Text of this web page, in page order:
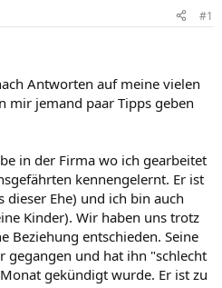
#1
Antworten auf meine vielen
mir jemand paar Tipps geben
in der Firma wo ich gearbeitet
kennengelernt. Er ist
Ehe) und ich bin auch
Kinder). Wir haben uns trotz
Beziehung entschieden. Seine
gegangen und hat ihn "schlecht
gekündigt wurde. Er ist zu